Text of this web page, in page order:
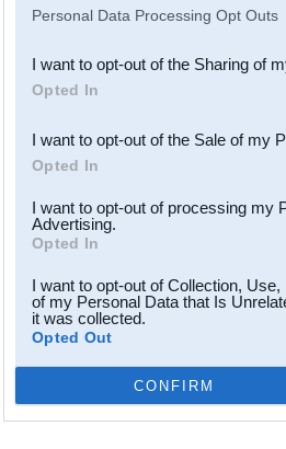
Downstream Participants
third parties.
Personal Data Processing Opt Outs
I want to opt-out of the Sharing of
Opted In
I want to opt-out of the Sale of my
Opted In
I want to opt-out of processing my
Advertising.
Opted In
I want to opt-out of Collection,
of my Personal Data that Is
it was collected.
Opted Out
CONFIRM